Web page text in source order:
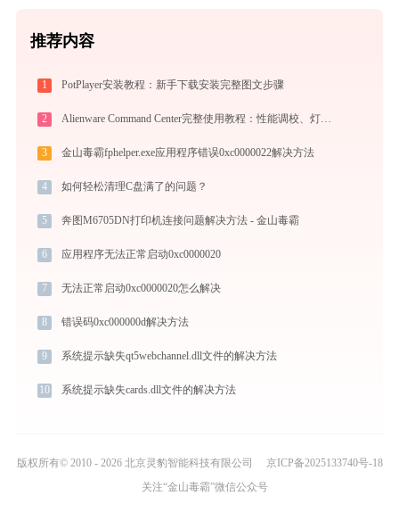
推荐内容
1 PotPlayer安装教程：新手下载安装完整图文步骤
2 Alienware Command Center完整使用教程：性能调校、灯效定制与游戏配置实战
3 金山毒霸fphelper.exe应用程序错误0xc0000022解决方法
4 如何轻松清理C盘满了的问题？
5 奔图M6705DN打印机连接问题解决方法 - 金山毒霸
6 应用程序无法正常启动0xc0000020
7 无法正常启动0xc0000020怎么解决
8 错误码0xc000000d解决方法
9 系统提示缺失qt5webchannel.dll文件的解决方法
10 系统提示缺失cards.dll文件的解决方法
版权所有© 2010 - 2026 北京灵豹智能科技有限公司
京ICP备2025133740号-18
关注“金山毒霸”微信公众号